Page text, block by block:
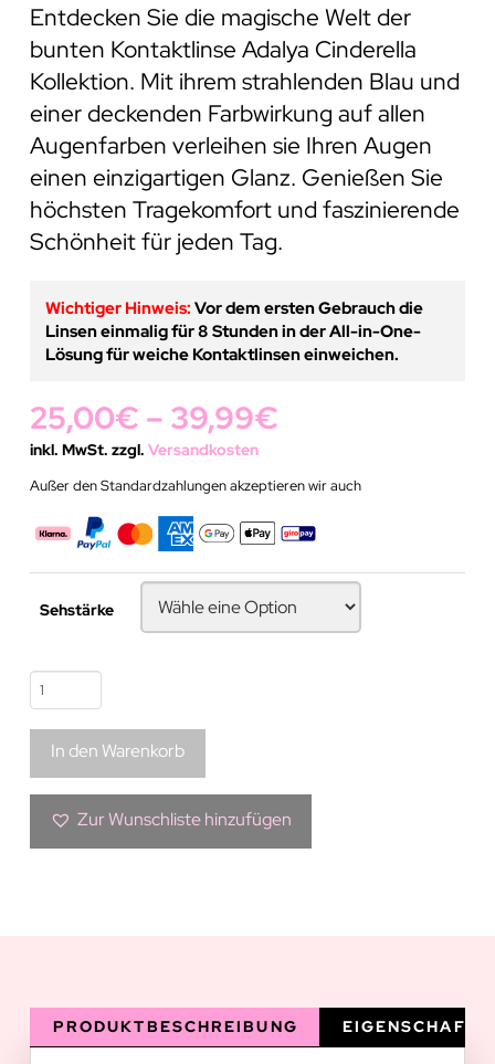
Entdecken Sie die magische Welt der
bunten Kontaktlinse Adalya Cinderella
Kollektion. Mit ihrem strahlenden Blau und
einer deckenden Farbwirkung auf allen
Augenfarben verleihen sie Ihren Augen
einen einzigartigen Glanz. Genießen Sie
höchsten Tragekomfort und faszinierende
Schönheit für jeden Tag.
Wichtiger Hinweis:Vor dem ersten Gebrauch die
Linsen einmalig für 8 Stunden in der All-in-One-
Lösung für weiche Kontaktlinsen einweichen.
25,00€ – 39,99€
inkl. MwSt. zzgl. Versandkosten
Außer den Standardzahlungen akzeptieren wir auch
Sehstärke
Bunte
Kontaktlinse
|
Adalya
Cinderella
Kollektion
Menge
In den Warenkorb
Zur Wunschliste hinzufügen
PRODUKTBESCHREIBUNG